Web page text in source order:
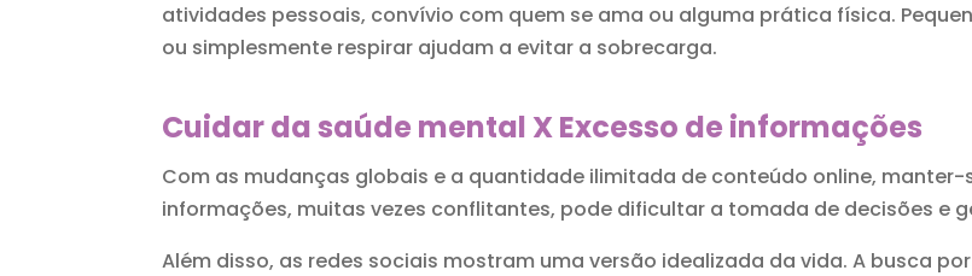
atividades pessoais, convívio com quem se ama ou alguma prática física.
ou simplesmente respirar ajudam a evitar a sobrecarga.
Cuidar da saúde mental X Excesso de informações
Com as mudanças globais e a quantidade ilimitada de conteúdo online, manter-
informações, muitas vezes conflitantes, pode dificultar a tomada de decisões e
Além disso, as redes sociais mostram uma versão idealizada da vida. A busca